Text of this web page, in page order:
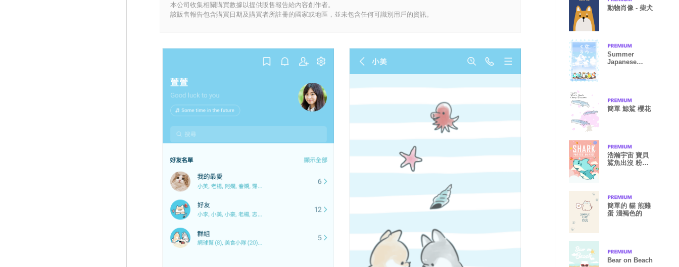
本公司收集相關購買數據以提供販售報告給內容創作者。
該販售報告包含購買日期及購買者所註冊的國家或地區，並未包含任何可識別用戶的資訊。
動物肖像 - 柴犬
Summer
Japanese
簡單 鯨鯊 櫻花
浩瀚宇宙 寶貝
鯊魚出沒 粉紅
簡單的 貓 煎雞
蛋 淺褐色的
Bear on Beach